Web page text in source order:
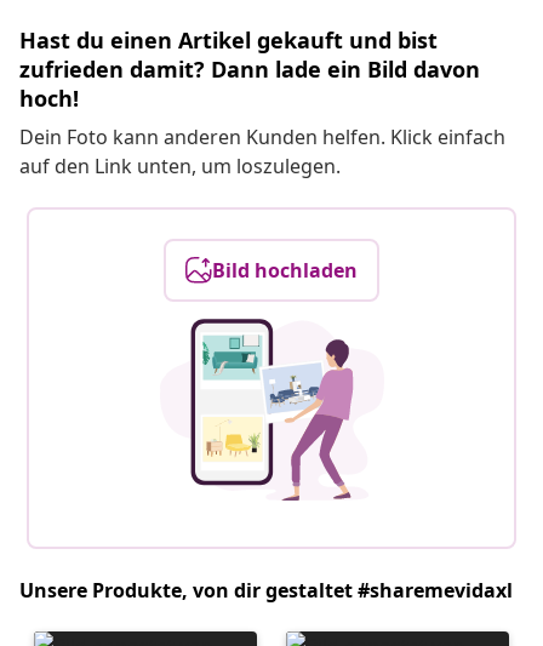
Hast du einen Artikel gekauft und bist
zufrieden damit? Dann lade ein Bild davon
hoch!
Dein Foto kann anderen Kunden helfen. Klick einfach
auf den Link unten, um loszulegen.
Bild hochladen
Unsere Produkte, von dir gestaltet #sharemevidaxl